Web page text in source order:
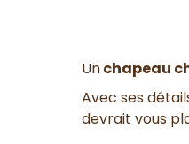
Unchapeau
Avec ses
devrait vous